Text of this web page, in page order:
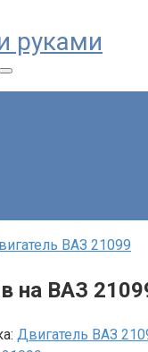
руками
ВАЗ 21099
на ВАЗ
Двигатель ВАЗ